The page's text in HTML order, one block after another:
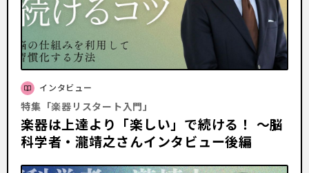
インタビュー
特集「楽器リスタート入門」
楽器は上達より「楽しい」で続ける！ 〜脳
科学者・瀧靖之さんインタビュー後編